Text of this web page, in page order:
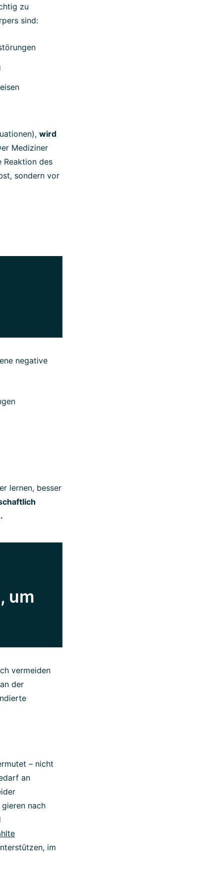
zu
sind:
wird
Mediziner
Reaktion des
sondern vor
negative
lernen, besser
um
vermeiden
der
– nicht
an
nach
im